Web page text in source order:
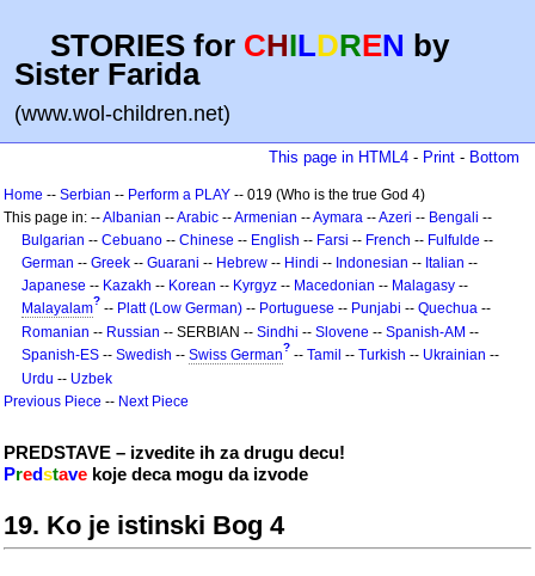
STORIES for CHILDREN by
Sister Farida
(www.wol-children.net)
This page in HTML4 - Print - Bottom
Home -- Serbian -- Perform a PLAY -- 019 (Who is the true God 4)
This page in: --Albanian --Arabic --Armenian --Aymara --Azeri -- Bengali --
Bulgarian -- Cebuano -- Chinese -- English -- Farsi -- French -- Fulfulde --
German -- Greek -- Guarani -- Hebrew -- Hindi -- Indonesian -- Italian --
Japanese -- Kazakh -- Korean -- Kyrgyz -- Macedonian -- Malagasy --
Malayalam? -- Platt (Low German) -- Portuguese -- Punjabi -- Quechua --
Romanian -- Russian -- SERBIAN -- Sindhi -- Slovene -- Spanish-AM --
Spanish-ES -- Swedish -- Swiss German? -- Tamil -- Turkish -- Ukrainian --
Urdu -- Uzbek
Previous Piece -- Next Piece
PREDSTAVE – izvedite ih za drugu decu!
Predstave koje deca mogu da izvode
19. Ko je istinski Bog 4